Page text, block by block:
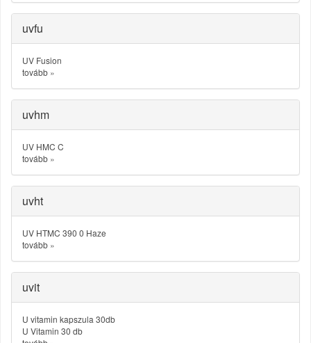
uvfu
UV Fusion
tovább »
uvhm
UV HMC C
tovább »
uvht
UV HTMC 390 0 Haze
tovább »
uvit
U vitamin kapszula 30db
U Vitamin 30 db